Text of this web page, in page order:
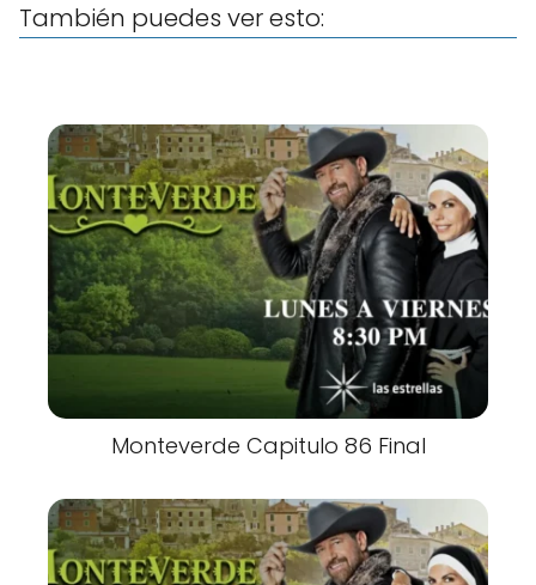
También puedes ver esto:
Monteverde Capitulo 86 Final